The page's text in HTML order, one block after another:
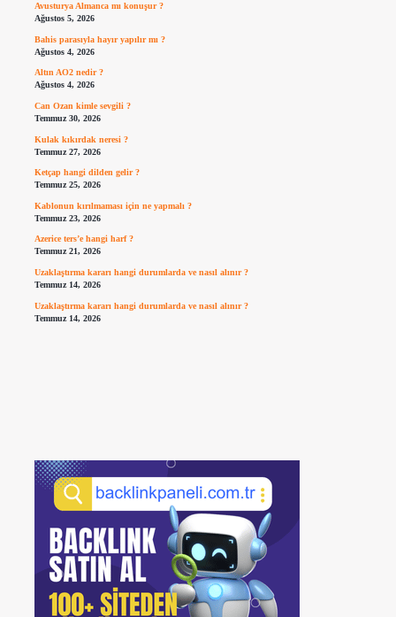
Avusturya Almanca mı konuşur ?
Ağustos 5, 2026
Bahis parasıyla hayır yapılır mı ?
Ağustos 4, 2026
Altın AO2 nedir ?
Ağustos 4, 2026
Can Ozan kimle sevgili ?
Temmuz 30, 2026
Kulak kıkırdak neresi ?
Temmuz 27, 2026
Ketçap hangi dilden gelir ?
Temmuz 25, 2026
Kablonun kırılmaması için ne yapmalı ?
Temmuz 23, 2026
Azerice ters’e hangi harf ?
Temmuz 21, 2026
Uzaklaştırma kararı hangi durumlarda ve nasıl alınır ?
Temmuz 14, 2026
Uzaklaştırma kararı hangi durumlarda ve nasıl alınır ?
Temmuz 14, 2026